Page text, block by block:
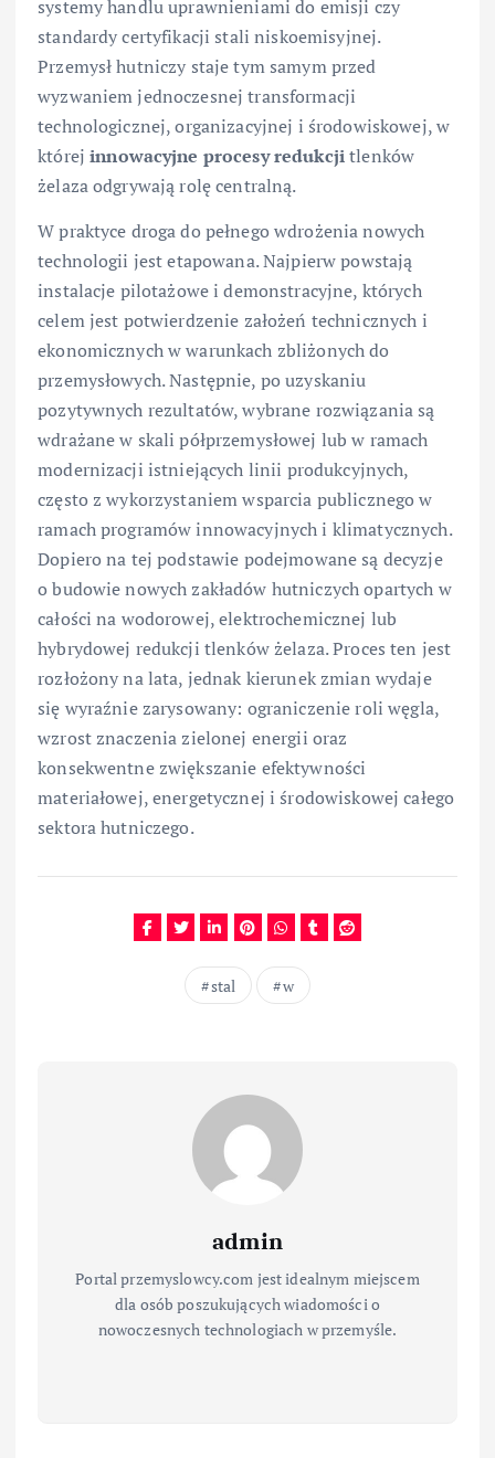
systemy handlu uprawnieniami do emisji czy
standardy certyfikacji stali niskoemisyjnej.
Przemysł hutniczy staje tym samym przed
wyzwaniem jednoczesnej transformacji
technologicznej, organizacyjnej i środowiskowej, w
którejinnowacyjne procesy redukcjitlenków
żelaza odgrywają rolę centralną.
W praktyce droga do pełnego wdrożenia nowych
technologii jest etapowana. Najpierw powstają
instalacje pilotażowe i demonstracyjne, których
celem jest potwierdzenie założeń technicznych i
ekonomicznych w warunkach zbliżonych do
przemysłowych. Następnie, po uzyskaniu
pozytywnych rezultatów, wybrane rozwiązania są
wdrażane w skali półprzemysłowej lub w ramach
modernizacji istniejących linii produkcyjnych,
często z wykorzystaniem wsparcia publicznego w
ramach programów innowacyjnych i klimatycznych.
Dopiero na tej podstawie podejmowane są decyzje
o budowie nowych zakładów hutniczych opartych w
całości na wodorowej, elektrochemicznej lub
hybrydowej redukcji tlenków żelaza. Proces ten jest
rozłożony na lata, jednak kierunek zmian wydaje
się wyraźnie zarysowany: ograniczenie roli węgla,
wzrost znaczenia zielonej energii oraz
konsekwentne zwiększanie efektywności
materiałowej, energetycznej i środowiskowej całego
sektora hutniczego.
stal w
admin
Portal przemyslowcy.com jest idealnym miejscem
dla osób poszukujących wiadomości o
nowoczesnych technologiach w przemyśle.